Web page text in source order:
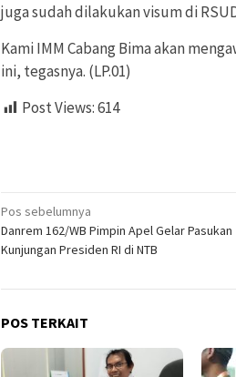
juga sudah dilakukan visum di
Kami IMM Cabang Bima akan
ini, tegasnya. (LP.01)
Post Views:614
Navigasi
pos
Pos sebelumnya
Danrem 162/WB Pimpin Apel Gelar Pasukan
Kunjungan Presiden RI di NTB
POS TERKAIT